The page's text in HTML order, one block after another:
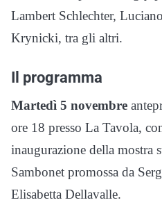
Lambert Schlechter,
Krynicki, tra gli altri.
Il programma
Martedì 5 novembre
ore 18 presso La Tavola,
inaugurazione della mostra
Sambonet promossa da
Elisabetta Dellavalle.